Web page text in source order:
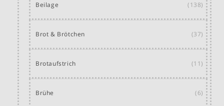
Beilage (138)
Brot & Brötchen (37)
Brotaufstrich (11)
Brühe (6)